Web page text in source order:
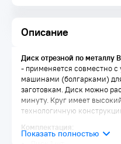
Описание
Диск отрезной по металлу
- применяется совместно
машинами (болгарками)
заготовкам. Диск можно
минуту. Круг имеет
технологичную
Комплектация: